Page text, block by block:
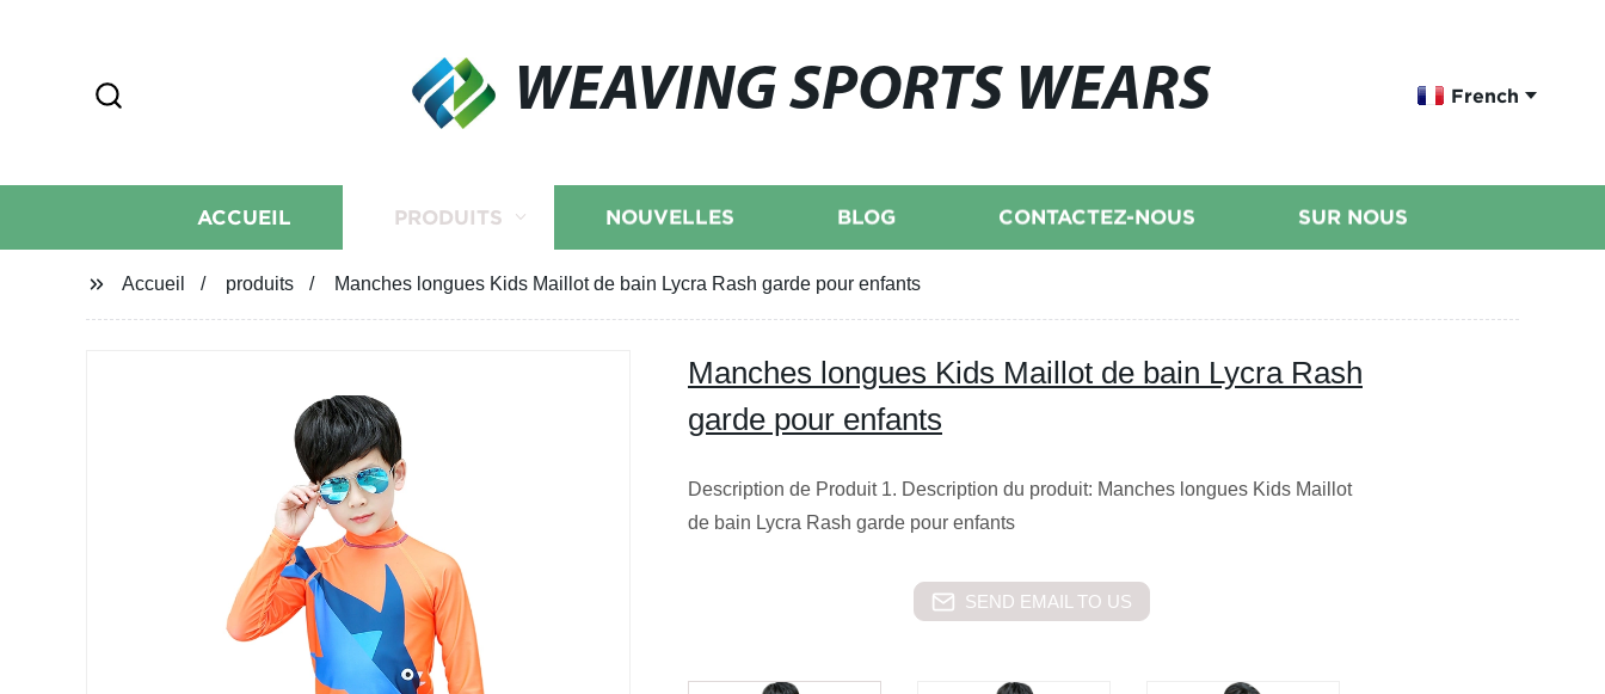
WEAVING SPORTS WEARS French
ACCUEIL PRODUITS NOUVELLES BLOG CONTACTEZ-NOUS SUR NOUS
Accueil produits Manches longues Kids Maillot de bain Lycra Rash garde pour enfants
Manches longues Kids Maillot de bain Lycra Rash
garde pour enfants
Description de Produit 1. Description du produit: Manches longues Kids Maillot
de bain Lycra Rash garde pour enfants
SEND EMAIL TO US